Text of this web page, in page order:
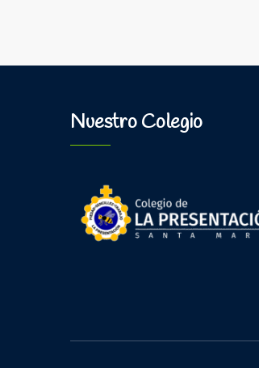
Nuestro Colegio